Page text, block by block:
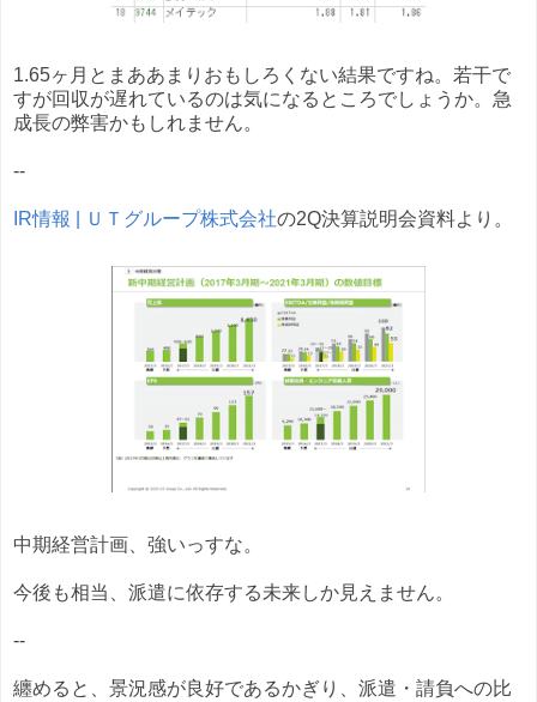
1.65ヶ月とまああまりおもしろくない結果ですね。若干で
すが回収が遅れているのは気になるところでしょうか。急
成長の弊害かもしれません。
--
IR情報 | ＵＴグループ株式会社の2Q決算説明会資料より。
中期経営計画、強いっすな。
今後も相当、派遣に依存する未来しか見えません。
--
纏めると、景況感が良好であるかぎり、派遣・請負への比